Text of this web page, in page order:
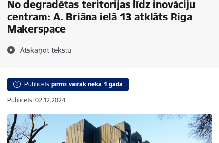
No degradētas teritorijas līdz inovāciju
centram: A. Briāna ielā 13 atklāts Riga
Makerspace
Atskaņot tekstu
Publicēts pirms vairāk nekā 1 gada
Publicēts: 02.12.2024.